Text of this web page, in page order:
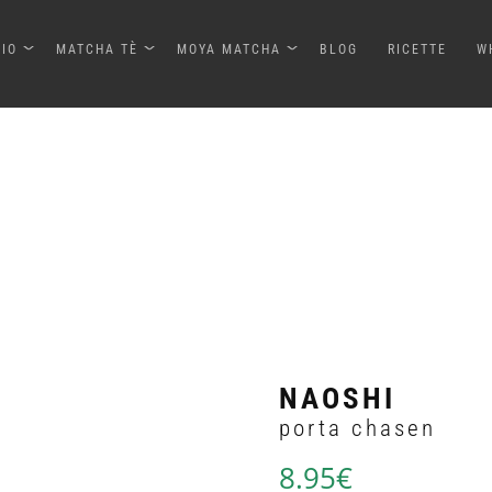
MATCHA TÈ MOYA MATCHA BLOG RICETTE
NAOSHI
porta chasen
8.95€